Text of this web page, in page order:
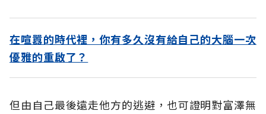
在喧囂的時代裡，你有多久沒有給自己的大腦一次
優雅的重啟了？
但由自己最後遠走他方的逃避，也可證明對富澤無